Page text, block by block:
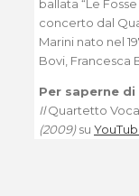
ballata “Le
concerto dal
Marini nato nel
Bovi, Francesca
Per saperne di
IlQuartetto
(2009)su